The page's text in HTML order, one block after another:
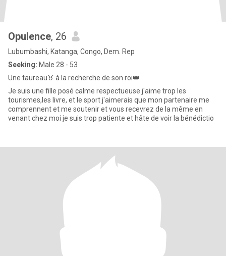
Opulence, 26
Lubumbashi, Katanga, Congo, Dem. Rep
Seeking: Male 28 - 53
Une taureau♉ à la recherche de son roi👑
Je suis une fille posé calme respectueuse j'aime trop les
tourismes,les livre, et le sport j'aimerais que mon partenaire me
comprennent et me soutenir et vous recevrez de la même en
venant chez moi je suis trop patiente et hâte de voir la bénédictio